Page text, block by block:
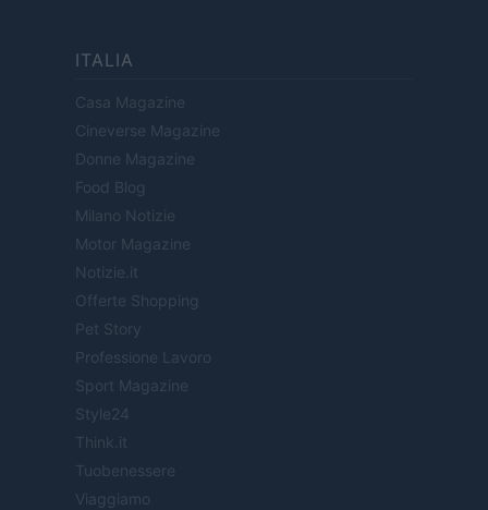
ITALIA
Casa Magazine
Cineverse Magazine
Donne Magazine
Food Blog
Milano Notizie
Motor Magazine
Notizie.it
Offerte Shopping
Pet Story
Professione Lavoro
Sport Magazine
Style24
Think.it
Tuobenessere
Viaggiamo